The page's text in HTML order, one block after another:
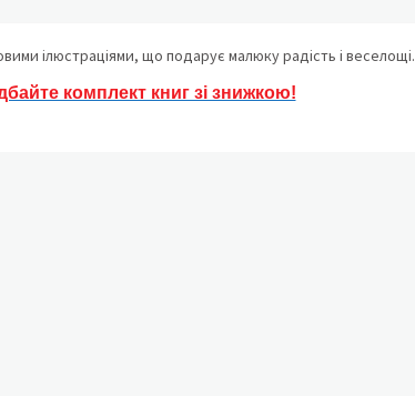
ілюстраціями, що подарує малюку радість і веселощі.
комплект книг зі знижкою!